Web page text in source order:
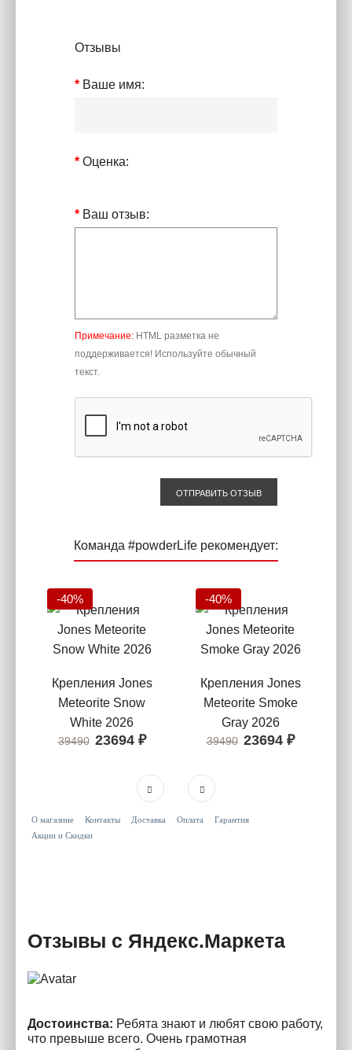
Отзывы
Ваше имя:
Оценка:
Ваш отзыв:
Примечание: HTML разметка не
поддерживается! Используйте обычный
текст.
ОТПРАВИТЬ ОТЗЫВ
Команда #powderLife рекомендует:
-40%
Крепления Jones
Meteorite Snow
White 2026
39490 23694₽
-40%
Крепления Jones
Meteorite Smoke
Gray 2026
39490 23694₽
О магазине Контакты Доставка Оплата
Гарантия
Акции и Скидки
Отзывы с Яндекс.Маркета
Достоинства: Ребята знают и любят свою работу,
что превыше всего. Очень грамотная